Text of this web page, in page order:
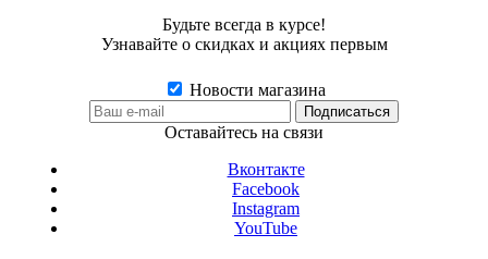
Будьте всегда в курсе!
Узнавайте о скидках и акциях первым
Новости магазина
Оставайтесь на связи
Вконтакте
Facebook
Instagram
YouTube